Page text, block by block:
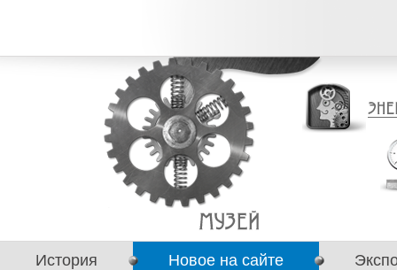
История Новое на сайте